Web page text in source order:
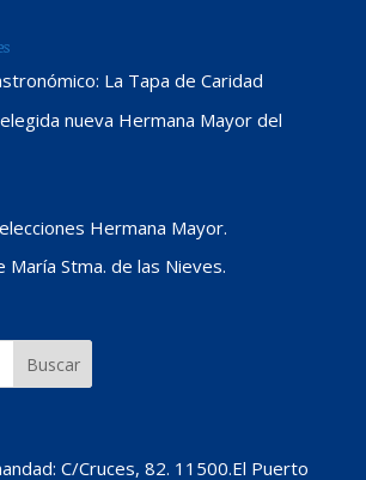
La Tapa de Caridad
nueva Hermana Mayor del
Hermana Mayor.
María Stma. de las Nieves.
C/Cruces, 82. 11500.El Puerto